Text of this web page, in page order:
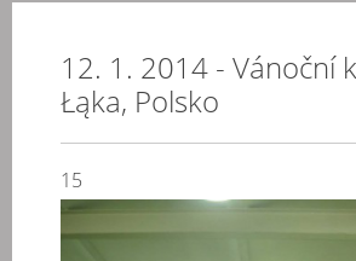
12. 1. 2014 - Vánoční
Łąka, Polsko
15